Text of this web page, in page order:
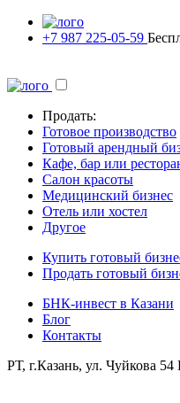
+7 987 225-05-59
Продать:
Готовое производство
Готовый арендный
Кафе, бар или
Салон красоты
Медицинский бизнес
Отель или хостел
Другое
Купить готовый
Продать готовый
БНК-инвест в Казани
Блог
Контакты
РТ, г.Казань, ул. Чуйкова